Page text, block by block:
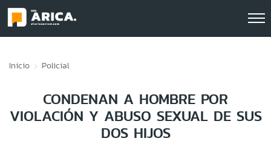
Inicio Policial
CONDENAN A HOMBRE POR
VIOLACIÓN Y ABUSO SEXUAL DE SUS
DOS HIJOS